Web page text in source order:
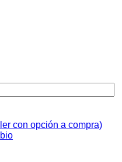
con opción a compra)